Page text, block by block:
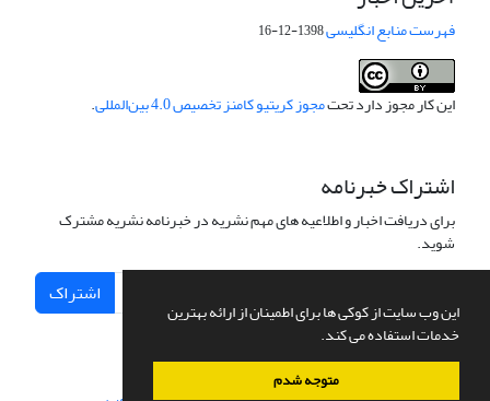
این وب سایت از کوکی ها برای اطمینان از ارائه بهترین
خدمات استفاده می کند.
متوجه شدم
فهرست منابع انگلیسی1398-12-16
این کار مجوز دارد تحتمجوز کریتیو کامنز تخصیص 4.0 بین‌المللی .
اشتراک خبرنامه
برای دریافت اخبار و اطلاعیه های مهم نشریه در خبرنامه نشریه مشترک
شوید.
اشتراک